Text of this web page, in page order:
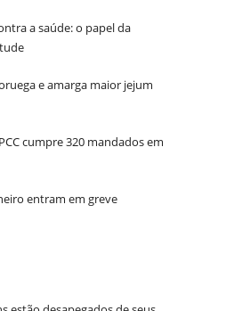
a saúde: o papel da
e amarga maior jejum
cumpre 320 mandados em
entram em greve